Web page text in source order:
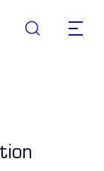
Rechercher